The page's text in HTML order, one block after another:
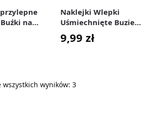
na
Naklejki Wlepki
Uśmiechnięte Buzie
Smiley Zestaw 50 szt.
9,99 zł
wszystkich wyników: 3